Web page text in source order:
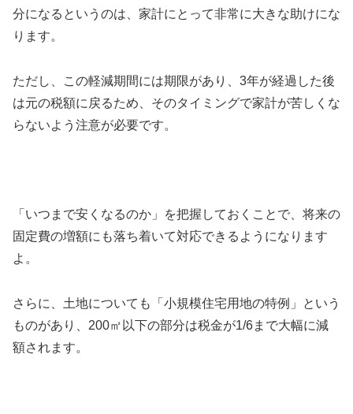
分になるというのは、家計にとって非常に大きな助けにな
ります。
ただし、この軽減期間には期限があり、3年が経過した後
は元の税額に戻るため、そのタイミングで家計が苦しくな
らないよう注意が必要です。
「いつまで安くなるのか」を把握しておくことで、将来の
固定費の増額にも落ち着いて対応できるようになります
よ。
さらに、土地についても「小規模住宅用地の特例」という
ものがあり、200㎡以下の部分は税金が1/6まで大幅に減
額されます。